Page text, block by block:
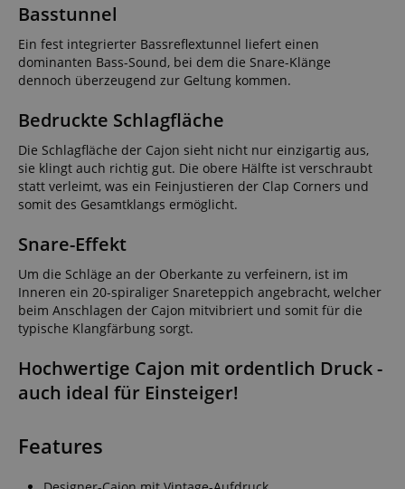
Basstunnel
Ein fest integrierter Bassreflextunnel liefert einen
dominanten Bass-Sound, bei dem die Snare-Klänge
dennoch überzeugend zur Geltung kommen.
Bedruckte Schlagfläche
Die Schlagfläche der Cajon sieht nicht nur einzigartig aus,
sie klingt auch richtig gut. Die obere Hälfte ist verschraubt
statt verleimt, was ein Feinjustieren der Clap Corners und
somit des Gesamtklangs ermöglicht.
Snare-Effekt
Um die Schläge an der Oberkante zu verfeinern, ist im
Inneren ein 20-spiraliger Snareteppich angebracht, welcher
beim Anschlagen der Cajon mitvibriert und somit für die
typische Klangfärbung sorgt.
Hochwertige Cajon mit ordentlich Druck -
auch ideal für Einsteiger!
Features